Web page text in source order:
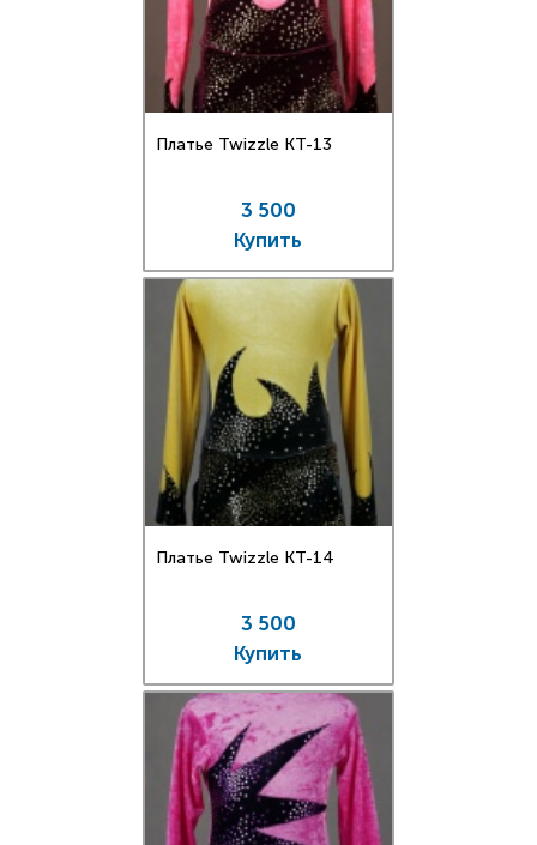
Платье Twizzle КT-13
3 500
Купить
Платье Twizzle КT-14
3 500
Купить